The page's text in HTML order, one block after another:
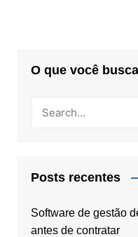
O que você
Posts recentes
Software de gestão
antes de contratar